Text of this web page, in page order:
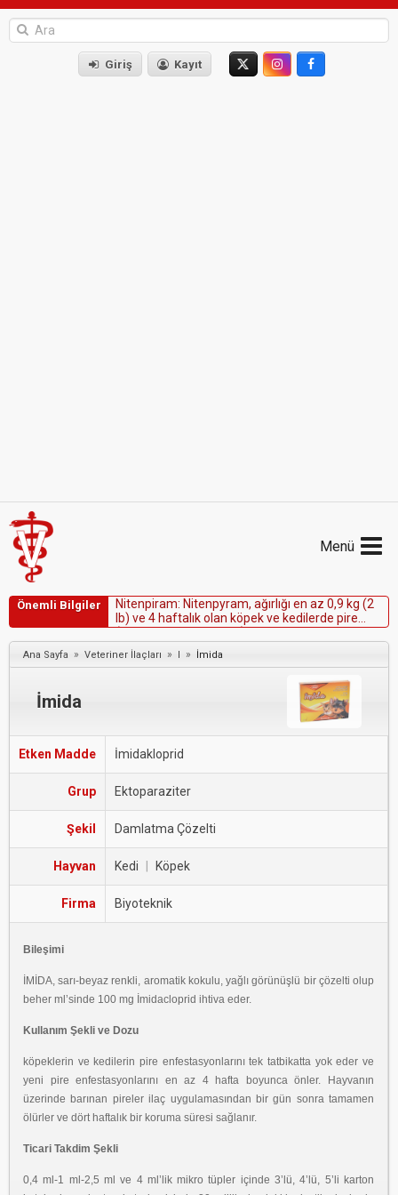
Giriş Kayıt
Menü
Önemli Bilgiler Nitenpiram: Nitenpyram, ağırığı en az 0,9 kg (2
b) ve 4 hafta ıko an köpekve kedi erde pire
(Ctenocephalidesfelis)yetişkinilacıolarak
endikedir.
Ana Sayfa » Veteriner İlaçları » I » İmida
İmida
Etken Madde İmidakloprid
Grup Ektoparaziter
Şekil Damlatma Çözelti
Hayvan Kedi Köpek
Firma Biyoteknik
Bileşimi
İMİDA, sarı-beyaz renkli, aromatik kokulu, yağlı görünüşlü bir çözelti olup
beher ml’sinde 100 mg İmidacloprid ihtiva eder.
Kullanım Şekli ve Dozu
köpeklerin ve kedilerin pire enfestasyonlarını tek tatbikatta yok eder ve
yeni pire enfestasyonlarını en az 4 hafta boyunca önler. Hayvanın
üzerinde barınan pireler ilaç uygulamasından bir gün sonra tamamen
ölürler ve dört haftalık bir koruma süresi sağlanır.
Ticari Takdim Şekli
0,4 ml-1 ml-2,5 ml ve 4 ml’lik mikro tüpler içinde 3’lü, 4’lü, 5’li karton